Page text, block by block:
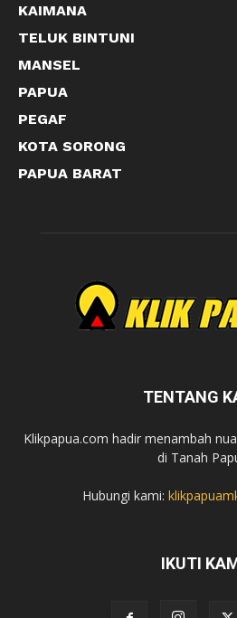
KAIMANA
TELUK BINTUNI
MANSEL
PAPUA
PEGAF
KOTA SORONG
PAPUA BARAT
TENTANG
Klikpapua.com hadir menambah
di Tanah
Hubungi kami:
IKUTI